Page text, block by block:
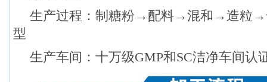
生产过程：制糖粉→配料→混和→造粒
型
生产车间：十万级GMP和SC洁净车间认